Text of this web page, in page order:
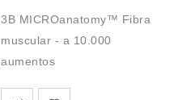
3B MICROanatomy™ Fibra
muscular - a 10.000
aumentos